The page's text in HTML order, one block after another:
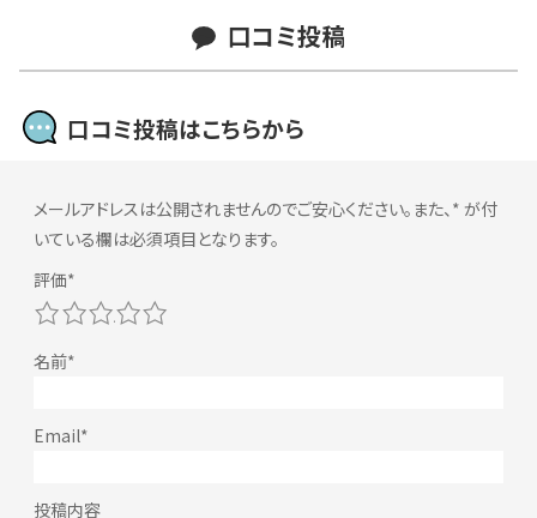
口コミ投稿
口コミ投稿はこちらから
メールアドレスは公開されませんのでご安心ください。また、* が付
いている欄は必須項目となります。
5
4
3
2